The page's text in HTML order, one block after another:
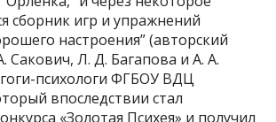
сборник игр и упражнений
настроения” (авторский
Сакович, Л. Д. Багапова и А. А.
психологи ФГБОУ ВДЦ
впоследствии стал
«Золотая Психея» и получил